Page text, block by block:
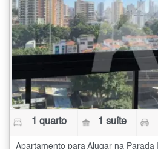
1 quarto 1 suíte